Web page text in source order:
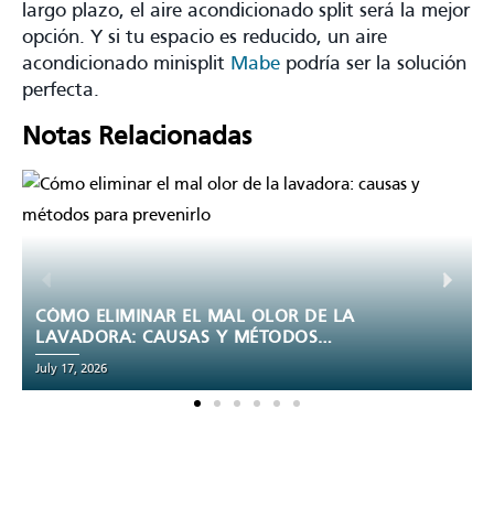
largo plazo, el aire acondicionado split será la mejor
opción. Y si tu espacio es reducido, un aire
acondicionado minisplit Mabe podría ser la solución
perfecta.
Notas Relacionadas
CÓMO CONECTAR UNA ESTUFA DE GAS
DE FORMA SEGURA
July 14, 2026